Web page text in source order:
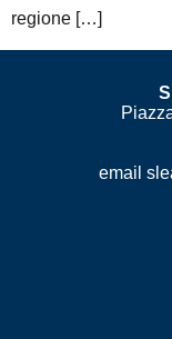
regione […]
email